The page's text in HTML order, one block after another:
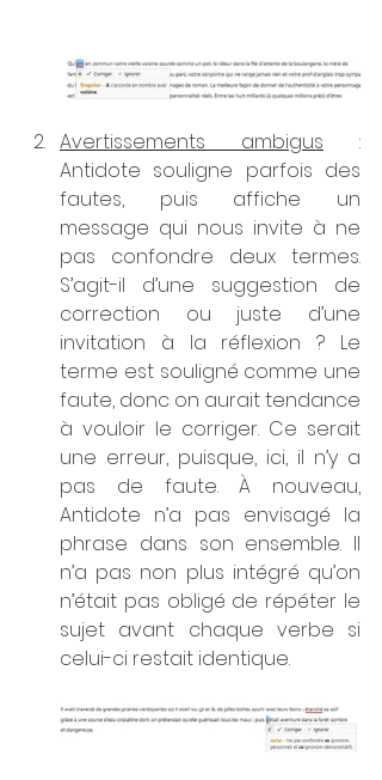
Avertissements ambigus :
Antidote souligne parfois des
fautes, puis affiche un
message qui nous invite à ne
pas confondre deux termes.
S’agit-il d’une suggestion de
correction ou juste d’une
invitation à la réflexion ? Le
terme est souligné comme une
faute, donc on aurait tendance
à vouloir le corriger. Ce serait
une erreur, puisque, ici, il n’y a
pas de faute. À nouveau,
Antidote n’a pas envisagé la
phrase dans son ensemble. Il
n’a pas non plus intégré qu’on
n’était pas obligé de répéter le
sujet avant chaque verbe si
celui-ci restait identique.